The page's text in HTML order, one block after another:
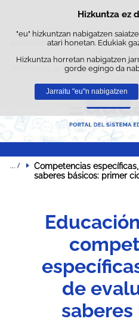
Cookie
Webgune honek berezko
errazteko eta hirugarrenen
Informazio gehiago lor dezakezu
Onartu
Hizkuntza ez
"eu" hizkuntzan nabigatzen
atari honetan. Edukiak
Hizkuntza horretan nabigatzen
gorde egingo da
Jarraitu "eu"n nabigatzen
Competencias
saberes básicos: primer
de
saberes